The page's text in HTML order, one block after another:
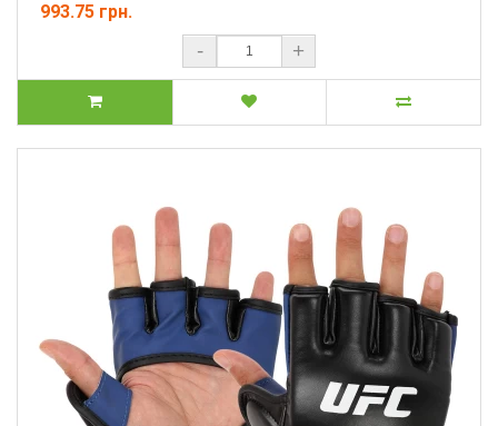
993.75 грн.
- +